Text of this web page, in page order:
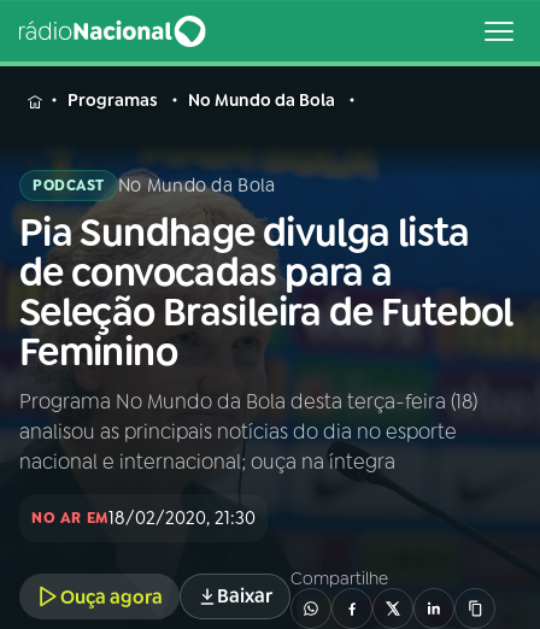
MENU
Buscar
na
Rádio
Nacional
Buscar
AO VIVO
01INÍCIO
02A RÁDIO
03PROGRAMAÇÃO
Programas No Mundo da Bola
PODCAST No Mundo da Bola
Pia Sundhage divulga lista
de convocadas para a
Seleção Brasileira de Futebol
Feminino
Programa No Mundo da Bola desta terça-feira (18)
analisou as principais notícias do dia no esporte
nacional e internacional; ouça na íntegra
NO AR EM18/02/2020, 21:30
Ouça agora Baixar
Compartilhe